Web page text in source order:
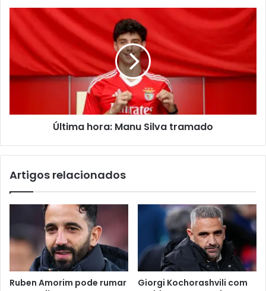
Última hora: Manu Silva tramado
Artigos relacionados
Ruben Amorim pode rumar
Giorgi Kochorashvili com